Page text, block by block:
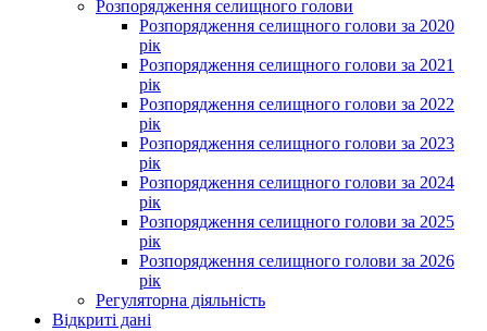
Розпорядження селищного голови
Розпорядження селищного голови за 2020
рік
Розпорядження селищного голови за 2021
рік
Розпорядження селищного голови за 2022
рік
Розпорядження селищного голови за 2023
рік
Розпорядження селищного голови за 2024
рік
Розпорядження селищного голови за 2025
рік
Розпорядження селищного голови за 2026
рік
Регуляторна діяльність
Відкриті дані